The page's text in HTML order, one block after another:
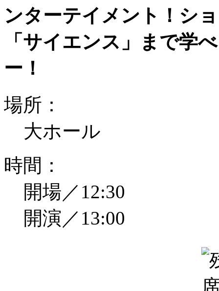
ンターテイメント！シ
「サイエンス」まで学
ー！
場所：
大ホール
時間：
開場／12:30
開演／13:00